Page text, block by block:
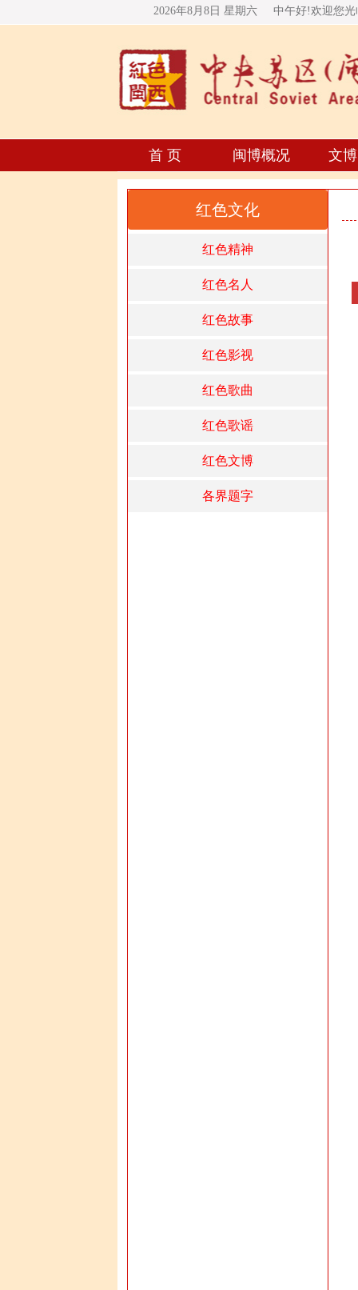
2026年8月8日 星期六 中午好!欢迎您
首 页 闽博概况 文
红色文化
红色精神
红色名人
红色故事
红色影视
红色歌曲
红色歌谣
红色文博
各界题字